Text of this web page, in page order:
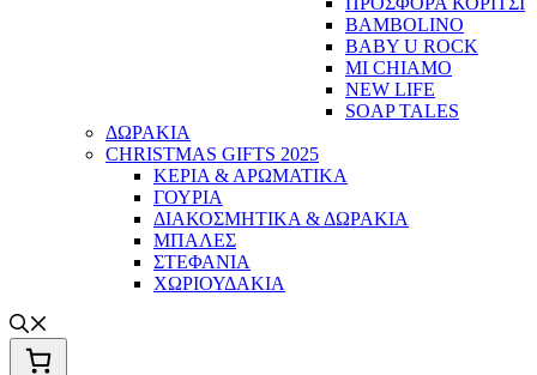
BAMBOLINO
BABY U ROCK
MI CHIAMO
NEW LIFE
SOAP TALES
ΔΩΡΑΚΙΑ
CHRISTMAS GIFTS 2025
ΚΕΡΙΑ & ΑΡΩΜΑΤΙΚΑ
ΓΟΥΡΙΑ
ΔΙΑΚΟΣΜΗΤΙΚΑ & ΔΩΡΑΚΙΑ
ΜΠΑΛΕΣ
ΣΤΕΦΑΝΙΑ
ΧΩΡΙΟΥΔΑΚΙΑ